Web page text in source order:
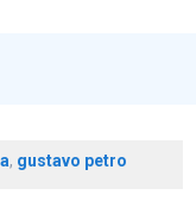
, gustavo petro